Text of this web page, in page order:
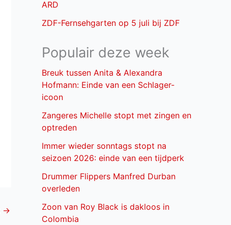
→
ARD
ZDF-Fernsehgarten op 5 juli bij ZDF
Populair deze week
Breuk tussen Anita & Alexandra
Hofmann: Einde van een Schlager-
icoon
Zangeres Michelle stopt met zingen en
optreden
Immer wieder sonntags stopt na
seizoen 2026: einde van een tijdperk
Drummer Flippers Manfred Durban
overleden
Zoon van Roy Black is dakloos in
Colombia